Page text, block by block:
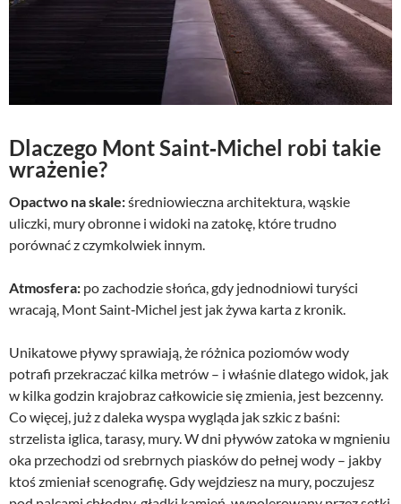
Dlaczego Mont Saint‑Michel robi takie
wrażenie?
Opactwo na skale:średniowieczna architektura, wąskie
uliczki, mury obronne i widoki na zatokę, które trudno
porównać z czymkolwiek innym.
Atmosfera: po zachodzie słońca, gdy jednodniowi turyści
wracają, Mont Saint‑Michel jest jak żywa karta z kronik.
Unikatowe pływy sprawiają, że różnica poziomów wody
potrafi przekraczać kilka metrów – i właśnie dlatego widok, jak
w kilka godzin krajobraz całkowicie się zmienia, jest bezcenny.
Co więcej, już z daleka wyspa wygląda jak szkic z baśni:
strzelista iglica, tarasy, mury. W dni pływów zatoka w mgnieniu
oka przechodzi od srebrnych piasków do pełnej wody – jakby
ktoś zmieniał scenografię. Gdy wejdziesz na mury, poczujesz